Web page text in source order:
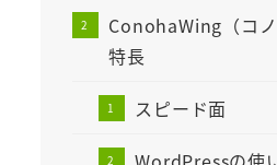
ConohaWing（コ
特長
スピード面